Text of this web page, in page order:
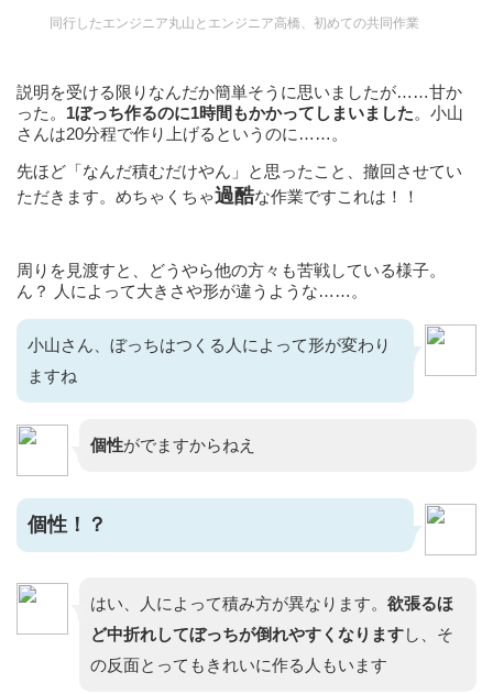
同行したエンジニア丸山とエンジニア高橋、初めての共同作業
説明を受ける限りなんだか簡単そうに思いましたが……甘か
った。 1ぼっち作るのに1時間もかかってしまいました。小山
さんは20分程で作り上げるというのに……。
先ほど「なんだ積むだけやん」と思ったこと、撤回させてい
ただきます。めちゃくちゃ過酷な作業ですこれは！！
周りを見渡すと、どうやら他の方々も苦戦している様子。
ん？ 人によって大きさや形が違うような……。
小山さん、ぼっちはつくる人によって形が変わり
ますね
個性がでますからねえ
個性！？
はい、人によって積み方が異なります。 欲張るほ
ど中折れしてぼっちが倒れやすくなりますし、そ
の反面とってもきれいに作る人もいます